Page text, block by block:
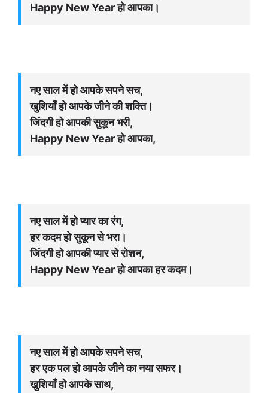
Happy New Year हो आपका।
नए साल में हो आपके सपने सच,
खुशियाँ हो आपके जीने की शक्ति।
जिंदगी हो आपकी सुकून भरी,
Happy New Year हो आपका,
नए साल में हो प्यार का रंग,
हर कदम हो सुकून से भरा।
जिंदगी हो आपकी प्यार से रोशन,
Happy New Year हो आपका हर कदम।
नए साल में हो आपके सपने सच,
हर एक पल हो आपके जीने का नया सफर।
खुशियाँ हो आपके साथ,